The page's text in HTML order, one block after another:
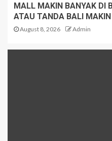
MALL MAKIN BANYAK DI
ATAU TANDA BALI
August 8, 2026 Admin